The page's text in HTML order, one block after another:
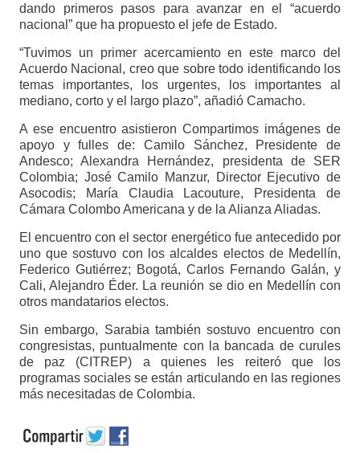
dando primeros pasos para avanzar en el “acuerdo
nacional” que ha propuesto el jefe de Estado.
“Tuvimos un primer acercamiento en este marco del
Acuerdo Nacional, creo que sobre todo identificando los
temas importantes, los urgentes, los importantes al
mediano, corto y el largo plazo”, añadió Camacho.
A ese encuentro asistieron Compartimos imágenes de
apoyo y fulles de: Camilo Sánchez, Presidente de
Andesco; Alexandra Hernández, presidenta de SER
Colombia; José Camilo Manzur, Director Ejecutivo de
Asocodis; María Claudia Lacouture, Presidenta de
Cámara Colombo Americana y de la Alianza Aliadas.
El encuentro con el sector energético fue antecedido por
uno que sostuvo con los alcaldes electos de Medellín,
Federico Gutiérrez; Bogotá, Carlos Fernando Galán, y
Cali, Alejandro Éder. La reunión se dio en Medellín con
otros mandatarios electos.
Sin embargo, Sarabia también sostuvo encuentro con
congresistas, puntualmente con la bancada de curules
de paz (CITREP) a quienes les reiteró que los
programas sociales se están articulando en las regiones
más necesitadas de Colombia.